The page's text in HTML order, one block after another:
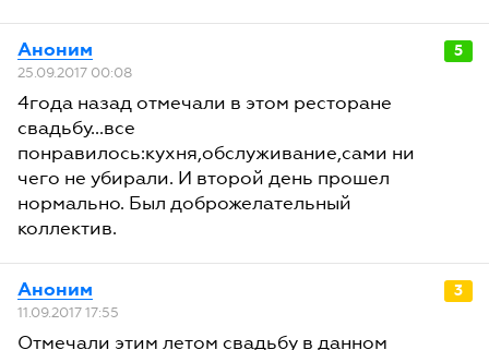
5
Аноним
25.09.2017 00:08
4года назад отмечали в этом ресторане
свадьбу...все
понравилось:кухня,обслуживание,сами ни
чего не убирали. И второй день прошел
нормально. Был доброжелательный
коллектив.
3
Аноним
11.09.2017 17:55
Отмечали этим летом свадьбу в данном